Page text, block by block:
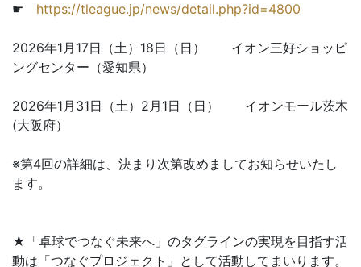
☛ https://tleague.jp/news/detail.php?id=4800
2026年1月17日（土）18日（日） イオン三好ショッピ
ングセンター（愛知県）
2026年1月31日（土）2月1日（日） イオンモール茨木
(大阪府）
※第4回の詳細は、決まり次第改めましてお知らせいたし
ます。
★「卓球でつなぐ未来へ」のタグラインの実現を目指す活
動は「つなぐプロジェクト」として活動してまいります。